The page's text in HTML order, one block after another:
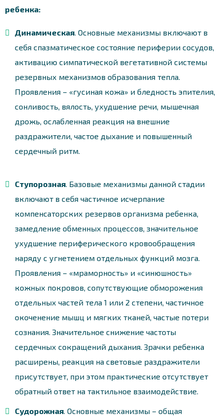
ребенка:
Динамическая. Основные механизмы включают в
себя спазматическое состояние периферии сосудов,
активацию симпатической вегетативной системы
резервных механизмов образования тепла.
Проявления – «гусиная кожа» и бледность эпителия,
сонливость, вялость, ухудшение речи, мышечная
дрожь, ослабленная реакция на внешние
раздражители, частое дыхание и повышенный
сердечный ритм.
Ступорозная. Базовые механизмы данной стадии
включают в себя частичное исчерпание
компенсаторских резервов организма ребенка,
замедление обменных процессов, значительное
ухудшение периферического кровообращения
наряду с угнетением отдельных функций мозга.
Проявления – «мраморность» и «синюшность»
кожных покровов, сопутствующие обморожения
отдельных частей тела 1 или 2 степени, частичное
окоченение мышц и мягких тканей, частые потери
сознания. Значительное снижение частоты
сердечных сокращений дыхания. Зрачки ребенка
расширены, реакция на световые раздражители
присутствует, при этом практические отсутствует
обратный ответ на тактильное взаимодействие.
Судорожная. Основные механизмы – общая